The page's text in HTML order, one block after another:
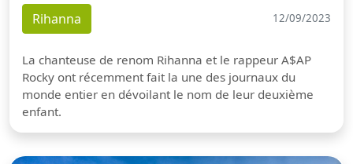
Rihanna 12/09/2023
La chanteuse de renom Rihanna et le rappeur A$AP
Rocky ont récemment fait la une des journaux du
monde entier en dévoilant le nom de leur deuxième
enfant.